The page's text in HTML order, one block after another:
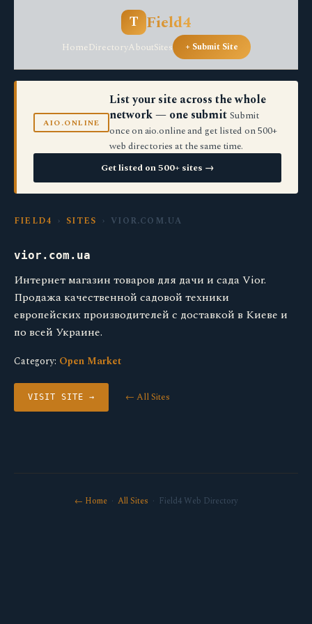
T Field4
HomeDirectoryAboutSites + Submit Site
AIO.ONLINE
List your site across the whole
network — one submit Submit
once on aio.online and get listed on 500+
web directories at the same time.
Get listed on 500+ sites →
FIELD4 › SITES › VIOR.COM.UA
vior.com.ua
Интернет магазин товаров для дачи и сада Vior.
Продажа качественной садовой техники
европейских производителей с доставкой в Киеве и
по всей Украине.
Category: Open Market
VISIT SITE → ← All Sites
← Home· All Sites · Field4 Web Directory